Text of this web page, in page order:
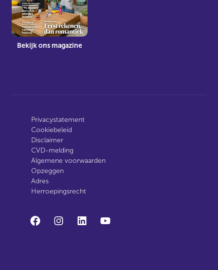
Bekijk ons magazine
Privacystatement
Cookiebeleid
Disclaimer
CVD-melding
Algemene voorwaarden
Opzeggen
Adres
Herroepingsrecht
facebookinstagramlinkedinyoutube